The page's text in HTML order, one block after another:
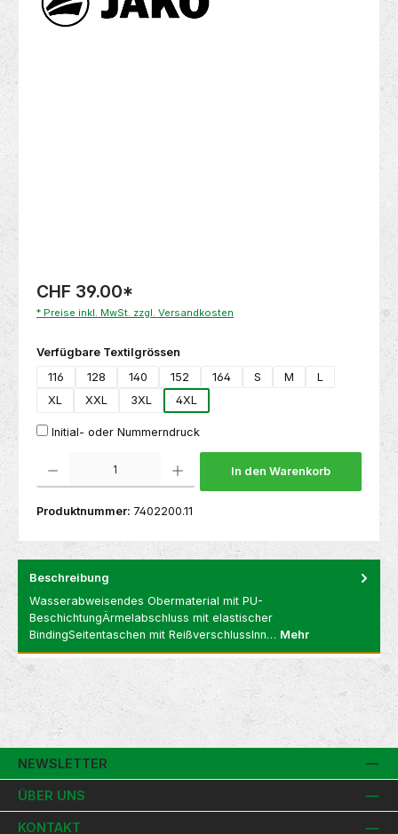
CHF 39.00*
* Preise inkl. MwSt. zzgl. Versandkosten
Verfügbare Textilgrössen
116
128 140 152 164 S M
L
XL
XXL 3XL 4XL
Initial- oder Nummerndruck
Produkt Anzahl: Gib den gewünschten Wert ein oder benutze die Schaltflächen um
In den Warenkorb
Produktnummer: 7402200.11
Beschreibung
Wasserabweisendes Obermaterial mit PU-
BeschichtungÄrmelabschluss mit elastischer
BindingSeitentaschen mit ReißverschlussInn… Mehr
NEWSLETTER
ÜBER UNS
KONTAKT